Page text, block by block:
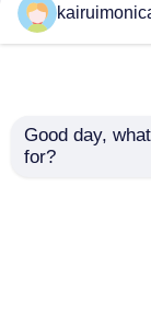
পোর্টেবল সিরামিক
জেনারেটর 500mg
Good day,
for?